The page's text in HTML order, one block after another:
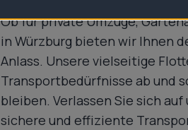
Ob für private Umzüge,
in Würzburg bieten wir Ihnen
Anlass. Unsere vielseitige
Transportbedürfnisse ab und
bleiben. Verlassen Sie sich
sichere und effiziente